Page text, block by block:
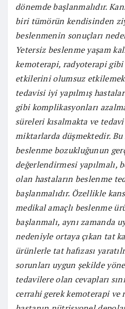
dönemde başlanmalıdır.
biri tümörün kendisinden
beslenmenin sonuçları
Yetersiz beslenme yaşam
kemoterapi, radyoterapi
etkilerini olumsuz
tedavisi iyi yapılmış
gibi komplikasyonları
süreleri kısalmakta ve
miktarlarda düşmektedir.
beslenme bozukluğunun
değerlendirmesi yapılmalı,
olan hastaların beslenme
başlanmalıdır. Özellikle
medikal amaçlı beslenme
başlanmalı, aynı zamanda
nedeniyle ortaya çıkan tat
ürünlerle tat hafızası
sorunları uygun şekilde
tedavilere olan cevapları
cerrahi gerek kemoterapi ve